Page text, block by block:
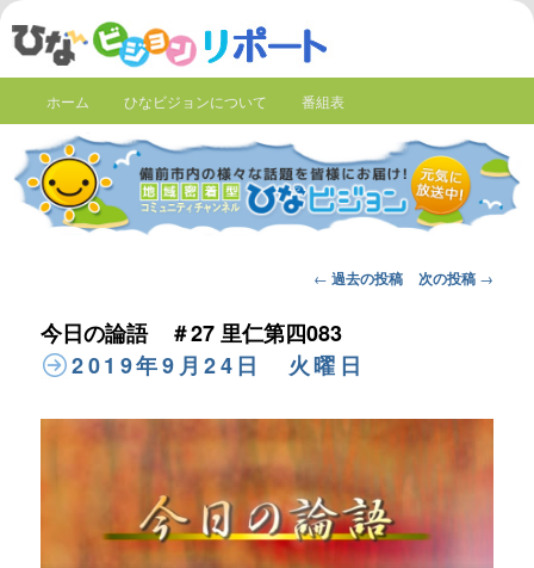
ホーム ひなビジョンについて 番組表
Post
← 過去の投稿 次の投稿 →
今日の論語 ＃27 里仁第四083
2019年9月24日 火曜日